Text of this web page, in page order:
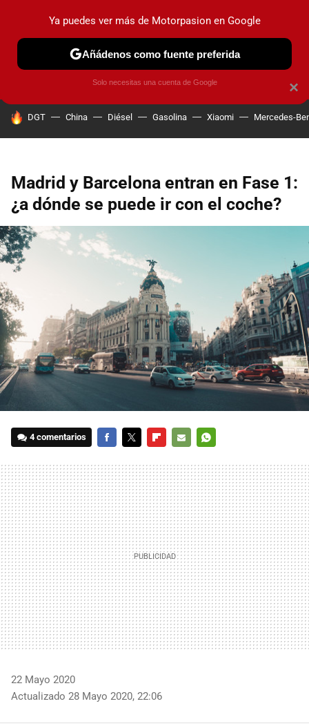
PRUEBAS COCHES ELÉCTRICOS OBSERVATORIO
HOY SE HABLA DE
DGT China Diésel Gasolina Xiaomi Mercedes-
Madrid y Barcelona entran en Fase 1:
¿a dónde se puede ir con el coche?
4 comentarios
MAIL
22 Mayo 2020
Actualizado 28 Mayo 2020, 22:06
×
Ya puedes ver más de Motorpasion en Google
Añádenos como fuente preferida
Solo necesitas una cuenta de Google